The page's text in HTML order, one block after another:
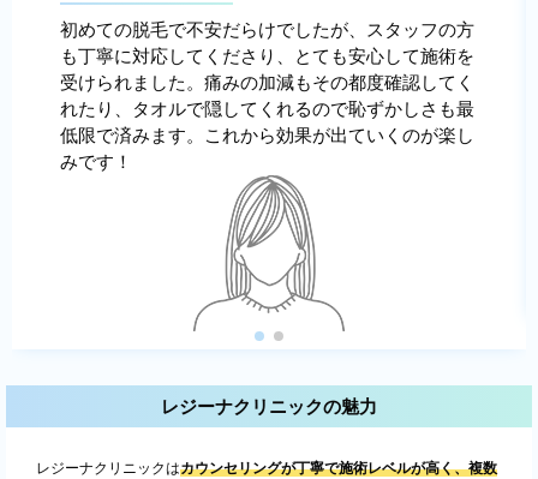
初めての脱毛で不安だらけでしたが、スタッフの方
も丁寧に対応してくださり、とても安心して施術を
受けられました。痛みの加減もその都度確認してく
れたり、タオルで隠してくれるので恥ずかしさも最
低限で済みます。これから効果が出ていくのが楽し
みです！
レジーナクリニックの魅力
レジーナクリニックはカウンセリングが丁寧で施術レベルが高く、複数